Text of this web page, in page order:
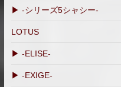
▶ -シリーズ5シャシー-
LOTUS
▶ -ELISE-
▶ -EXIGE-